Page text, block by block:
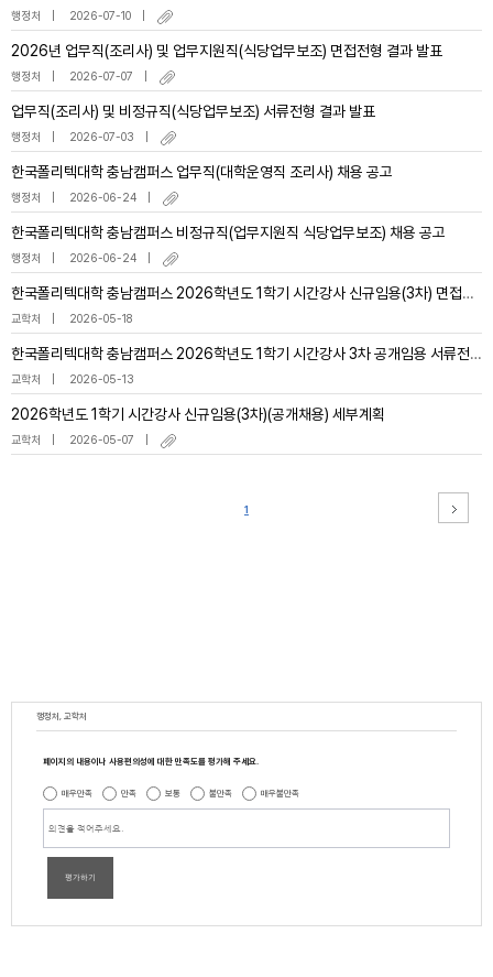
행정처 2026-07-10
2026년 업무직(조리사) 및 업무지원직(식당업무보조) 면접전형 결과 발표
행정처 2026-07-07
업무직(조리사) 및 비정규직(식당업무보조) 서류전형 결과 발표
행정처 2026-07-03
한국폴리텍대학 충남캠퍼스 업무직(대학운영직 조리사) 채용 공고
행정처 2026-06-24
한국폴리텍대학 충남캠퍼스 비정규직(업무지원직 식당업무보조) 채용 공고
행정처 2026-06-24
한국폴리텍대학 충남캠퍼스 2026학년도 1학기 시간강사 신규임용(3차) 면접전형 심사 결과
교학처 2026-05-18
한국폴리텍대학 충남캠퍼스 2026학년도 1학기 시간강사 3차 공개임용 서류전형 심사 결과
교학처 2026-05-13
2026학년도 1학기 시간강사 신규임용(3차)(공개채용) 세부계획
교학처 2026-05-07
1
행정처, 교학처
페이지의 내용이나 사용편의성에 대한 만족도를 평가해 주세요.
매우만족 만족 보통 불만족 매우불만족
평가하기